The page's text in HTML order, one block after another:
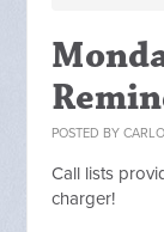
POSTED BY
Call lists
charger!